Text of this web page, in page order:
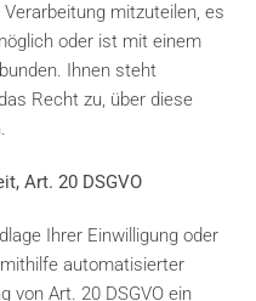
mitzuteilen, es
oder ist mit einem
Ihnen steht
Recht zu, über diese
Art. 20 DSGVO
Ihrer Einwilligung oder
automatisierter
von Art. 20 DSGVO ein